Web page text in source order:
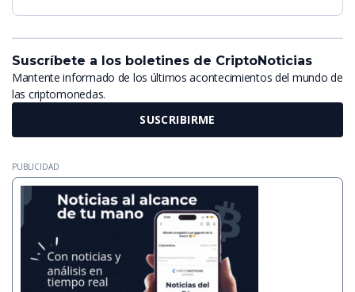
Suscríbete a los boletines de CriptoNoticias
Mantente informado de los últimos acontecimientos del mundo de
las criptomonedas.
SUSCRIBIRME
PUBLICIDAD